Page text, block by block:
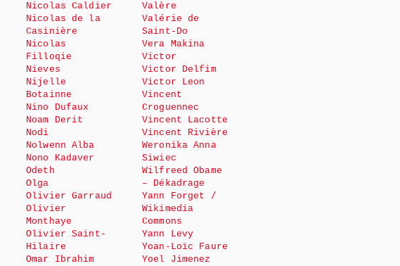
Nicolas Caldier
Nicolas de la
Casinière
Nicolas
Filloqie
Nieves
Nijelle
Botainne
Nino Dufaux
Noam Derit
Nodi
Nolwenn Alba
Nono Kadaver
Odeth
Olga
Olivier Garraud
Olivier
Monthaye
Olivier Saint-
Hilaire
Omar Ibrahim
Valère
Valérie de
Saint-Do
Vera Makina
Victor
Victor Delfim
Victor Leon
Vincent
Croguennec
Vincent Lacotte
Vincent Rivière
Weronika Anna
Siwiec
Wilfreed Obame
– Dékadrage
Yann Forget /
Wikimedia
Commons
Yann Levy
Yoan-Loïc Faure
Yoel Jimenez